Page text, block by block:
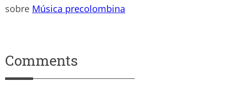
sobre Música precolombina
Comments